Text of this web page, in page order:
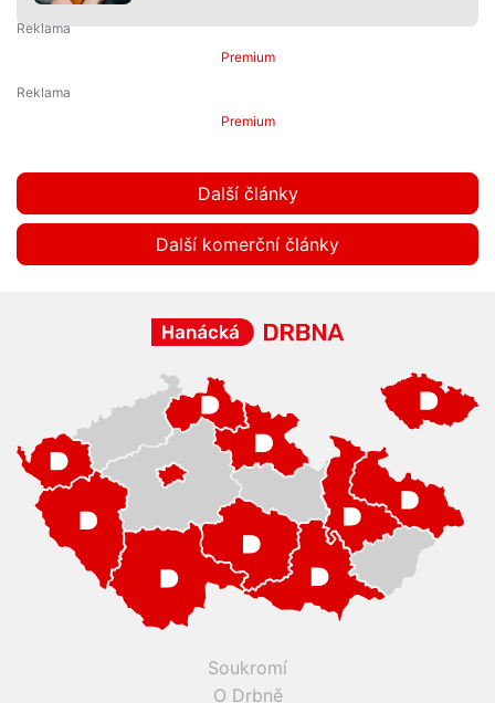
Premium
Premium
Další články
Další komerční články
Soukromí
O Drbně